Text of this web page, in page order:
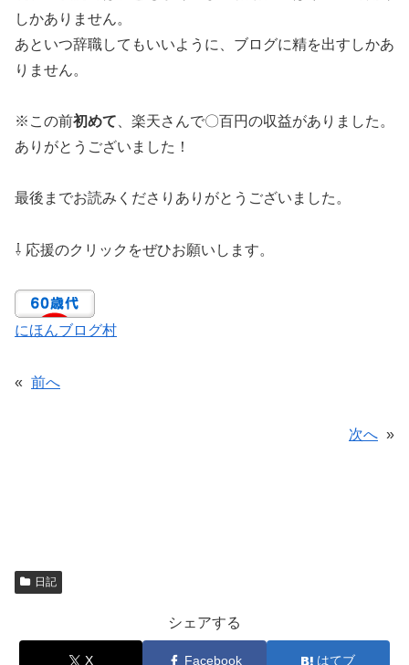
しかありません。
あといつ辞職してもいいように、ブログに精を出すしかあ
りません。
※この前初めて 、楽天さんで〇百円の収益がありました。
ありがとうございました！
最後までお読みくださりありがとうございました。
⇩ 応援のクリックをぜひお願いします。
にほんブログ村
« 前へ
次へ »
日記
シェアする
X Facebook はてブ